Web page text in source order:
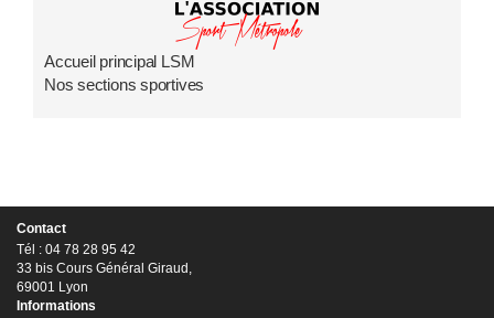
Accueil principal LSM
Nos sections sportives
Contact
Tél : 04 78 28 95 42
33 bis Cours Général Giraud,
69001 Lyon
Informations